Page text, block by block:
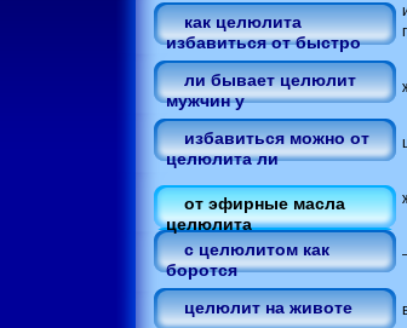
как целюлита
избавиться от быстро
ли бывает целюлит
мужчин у
избавиться можно от
целюлита ли
от эфирные масла
целюлита
с целюлитом как
боротся
целюлит на животе